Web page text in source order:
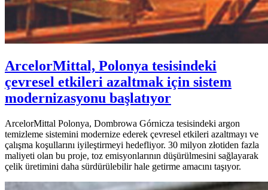
ArcelorMittal, Polonya tesisindeki
çevresel etkileri azaltmak için sistem
modernizasyonu başlatıyor
ArcelorMittal Polonya, Dombrowa Górnicza tesisindeki argon
temizleme sistemini modernize ederek çevresel etkileri azaltmayı ve
çalışma koşullarını iyileştirmeyi hedefliyor. 30 milyon złotiden fazla
maliyeti olan bu proje, toz emisyonlarının düşürülmesini sağlayarak
çelik üretimini daha sürdürülebilir hale getirme amacını taşıyor.